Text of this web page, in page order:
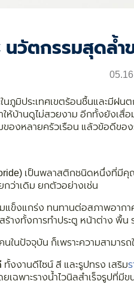
วัตกรรมสุดล้ำ
มิประเทศเขตร้อนชื้นและมีฝน
ห้บ้านดูไม่สวยงาม อีกทั้งยังเ
องหลายครัวเรือน แล้วข้อดีของ
เป็นพลาสติกชนิดหนึ่งที่มี
ว่าเดิม ยกตัวอย่างเช่น
แข็งแกร่ง ทนทานต่อสภาพอาก
างทั้งการทำประตู หน้าต่าง พื้น
ในปัจจุบัน ก็เพราะความสามาร
ทั้งงานดีไซน์ สี และรูปทรง เสริม
ยเฉพาะรางน้ำไวนิลสำเร็จรูปที่